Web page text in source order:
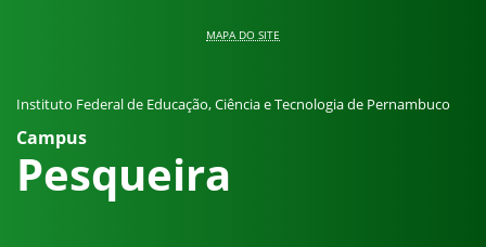
MAPA DO SITE
Instituto Federal de Educação, Ciência e Tecnologia de Pernambuco
Campus
Pesqueira